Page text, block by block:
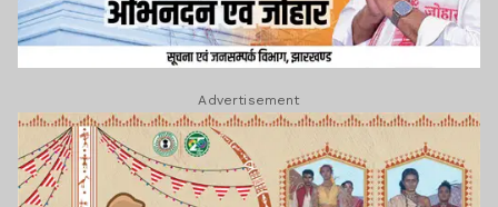
Advertisement